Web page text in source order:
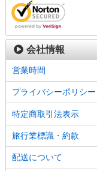
会社情報
営業時間
プライバシーポリシー
特定商取引法表示
旅行業標識・約款
配送について